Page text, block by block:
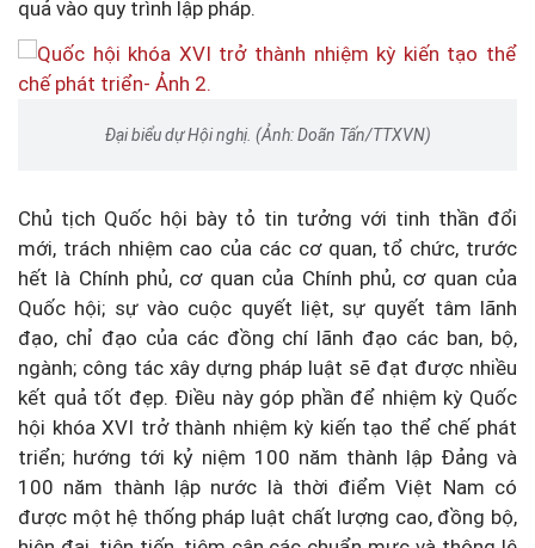
quả vào quy trình lập pháp.
Đại biểu dự Hội nghị. (Ảnh: Doãn Tấn/TTXVN)
Chủ tịch Quốc hội bày tỏ tin tưởng với tinh thần đổi
mới, trách nhiệm cao của các cơ quan, tổ chức, trước
hết là Chính phủ, cơ quan của Chính phủ, cơ quan của
Quốc hội; sự vào cuộc quyết liệt, sự quyết tâm lãnh
đạo, chỉ đạo của các đồng chí lãnh đạo các ban, bộ,
ngành; công tác xây dựng pháp luật sẽ đạt được nhiều
kết quả tốt đẹp. Điều này góp phần để nhiệm kỳ Quốc
hội khóa XVI trở thành nhiệm kỳ kiến tạo thể chế phát
triển; hướng tới kỷ niệm 100 năm thành lập Đảng và
100 năm thành lập nước là thời điểm Việt Nam có
được một hệ thống pháp luật chất lượng cao, đồng bộ,